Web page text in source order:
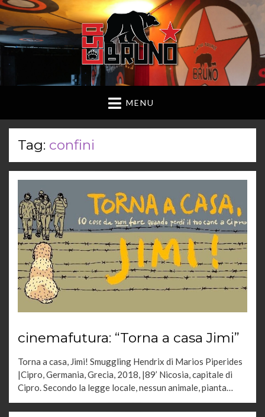
MENU
Tag: confini
cinemafutura: “Torna a casa Jimi”
Torna a casa, Jimi! Smuggling Hendrix di Marios Piperides
|Cipro, Germania, Grecia, 2018, |89’ Nicosia, capitale di
Cipro. Secondo la legge locale, nessun animale, pianta…